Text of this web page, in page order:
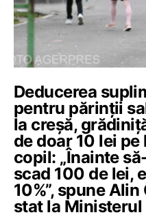
Deducerea
pentru părinții
la creșă,
de doar 10 lei
copil: „Înainte
scad 100 de lei,
10%”, spune
stat la